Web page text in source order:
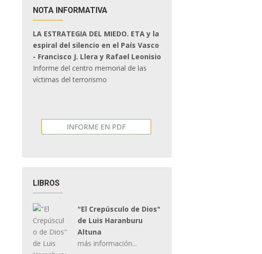
NOTA INFORMATIVA
LA ESTRATEGIA DEL MIEDO. ETA y la
espiral del silencio en el País Vasco
- Francisco J. Llera y Rafael Leonisio
Informe del centro memorial de las
víctimas del terrorismo
INFORME EN PDF
LIBROS
"El Crepúsculo de Dios"
de Luis Haranburu
Altuna
más información...